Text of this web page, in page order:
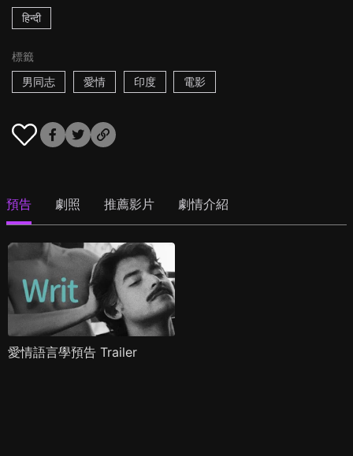
हिन्दी
標籤
男同志
愛情 印度 電影
預告 劇照 推薦影片 劇情介紹
愛情語言學預告 Trailer